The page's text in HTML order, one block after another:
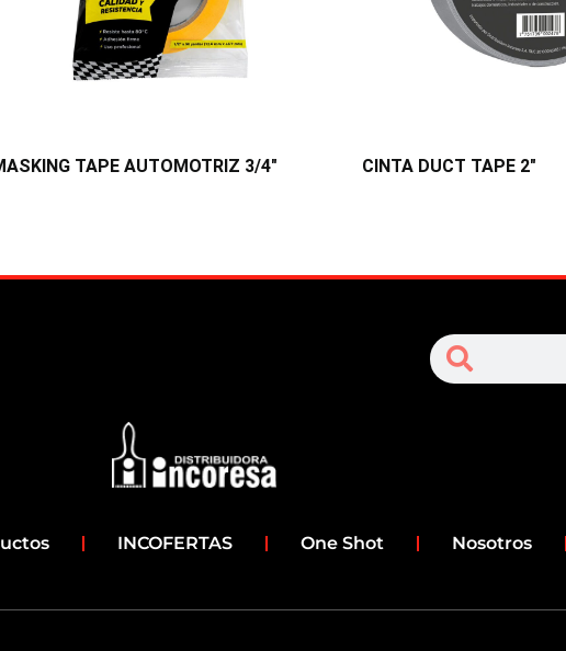
TAPE AUTOMOTRIZ 3/4″ CINTA DUCT TAPE 2″
Search
INCOFERTAS One Shot Nosotros